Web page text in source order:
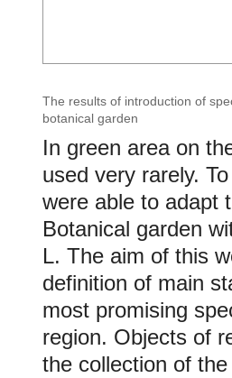
The results of introduction of
botanical garden
In green area on
used very rarely.
were able to adapt
Botanical garden
L. The aim of this
definition of main
most promising
region. Objects of
the collection of